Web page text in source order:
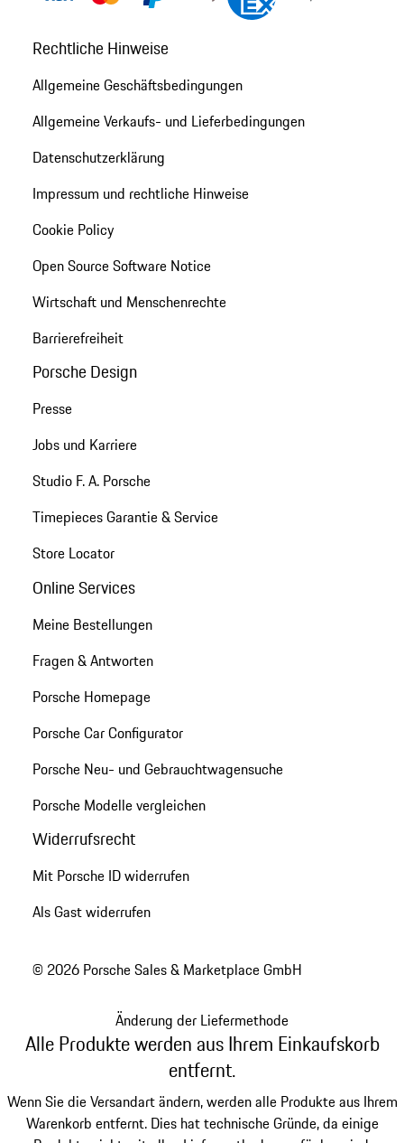
Rechtliche Hinweise
Allgemeine Geschäftsbedingungen
Allgemeine Verkaufs- und Lieferbedingungen
Datenschutzerklärung
Impressum und rechtliche Hinweise
Cookie Policy
Open Source Software Notice
Wirtschaft und Menschenrechte
Barrierefreiheit
Porsche Design
Presse
Jobs und Karriere
Studio F. A. Porsche
Timepieces Garantie & Service
Store Locator
Online Services
Meine Bestellungen
Fragen & Antworten
Porsche Homepage
Porsche Car Configurator
Porsche Neu- und Gebrauchtwagensuche
Porsche Modelle vergleichen
Widerrufsrecht
Mit Porsche ID widerrufen
Als Gast widerrufen
© 2026 Porsche Sales & Marketplace GmbH
Änderung der Liefermethode
Alle Produkte werden aus Ihrem Einkaufskorb
entfernt.
Wenn Sie die Versandart ändern, werden alle Produkte aus Ihrem
Warenkorb entfernt. Dies hat technische Gründe, da einige